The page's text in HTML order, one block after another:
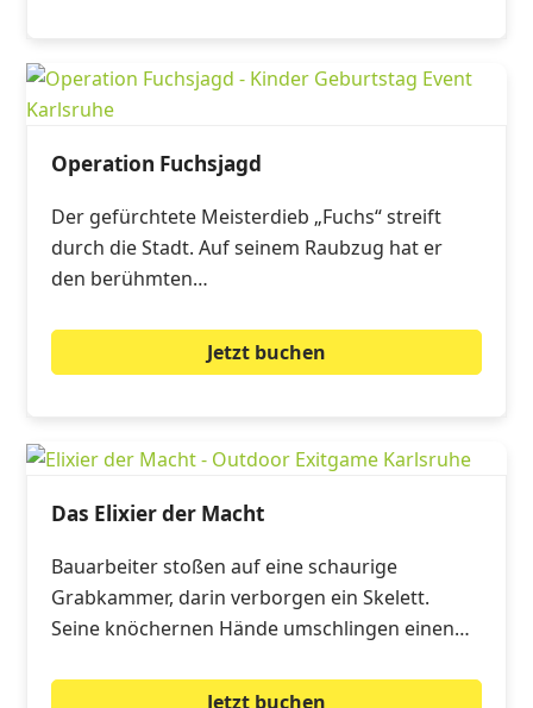
Operation Fuchsjagd
Der gefürchtete Meisterdieb „Fuchs“ streift
durch die Stadt. Auf seinem Raubzug hat er
den berühmten…
Jetzt buchen
Das Elixier der Macht
Bauarbeiter stoßen auf eine schaurige
Grabkammer, darin verborgen ein Skelett.
Seine knöchernen Hände umschlingen einen…
Jetzt buchen